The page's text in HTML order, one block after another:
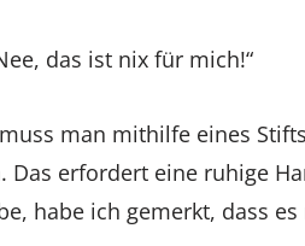
das ist nix für mich!“
man mithilfe eines
Das erfordert eine ruhige
habe ich gemerkt, dass